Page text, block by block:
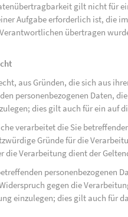
gilt nicht für
Aufgabe erforderlich ist, die
übertragen
aus Gründen, die sich aus
personenbezogenen Daten,
dies gilt auch für ein auf
verarbeitet die Sie
Gründe für die
die Verarbeitung dient der
personenbezogenen
gegen die
einzulegen; dies gilt auch für